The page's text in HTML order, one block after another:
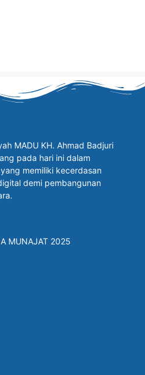
MADU KH. Ahmad Badjuri
pada hari ini dalam
memiliki kecerdasan
demi pembangunan
MUNAJAT 2025